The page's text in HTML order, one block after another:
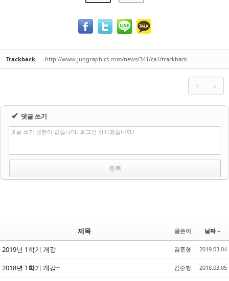
Trackback http://www.jungraphics.com/news/341/ca1/trackback
✔ 댓글 쓰기
댓글 쓰기 권한이 없습니다. 로그인 하시겠습니까?
제목 글쓴이 날짜
2019년 1학기 개강 김준형 2019.03.04
2018년 1학기 개강~ 김준형 2018.03.05